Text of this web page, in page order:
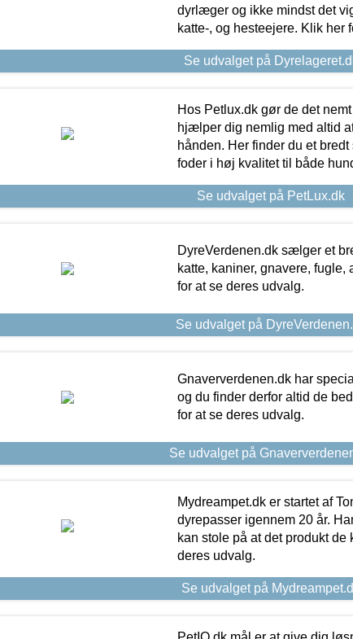
dyrlæger og ikke mindst det
katte-, og hesteejere. Klik her
Se udvalget på
Hos Petlux.dk gør de det
hjælper dig nemlig med altid
hånden. Her finder du et
foder i høj kvalitet til både
Se udvalget på PetLux.dk
DyreVerdenen.dk sælger et
katte, kaniner, gnavere, fugle,
for at se deres udvalg.
Se udvalget på
Gnaververdenen.dk har
og du finder derfor altid de
for at se deres udvalg.
Se udvalget på
Mydreampet.dk er startet af
dyrepasser igennem 20 år.
kan stole på at det produkt
deres udvalg.
Se udvalget på